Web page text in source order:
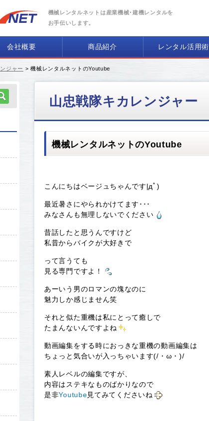
機械レンタルネットは産業機械･建機レンタルを
お手伝いします。
会社概要 商品紹介 レンタル活用術
ジャー > 機械レンタルネットのYoutube
山忠戦隊キカレンジャー
機械レンタルネットのYoutube
こんにちはベージュちゃんです|дﾟ)
最近暑さにやられかけてます･･･
みなさんも無理しないでください
昔話したと思うんですけど
私昔からバイクが大好きで
って言うても
見る専門ですよ！
あーいう男のロマンの塊なのに
魅力しか感じません笑
それと似た重機は私にとって癒しで
たまんないんですよね
動画編集をする時におっきな重機の動画編集は
ちょっと気合いが入っちゃいます(/・ω・)/
素人レベルの編集ですが、
内容はステキなものばかりなので
是非Youtube見てみてくださいね